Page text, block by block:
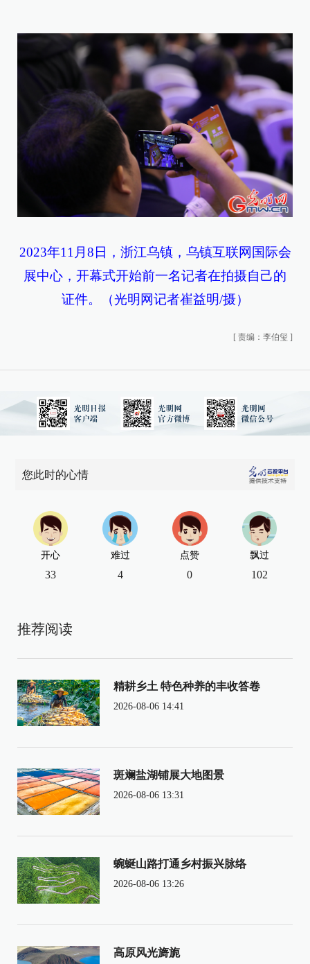
2023年11月8日，浙江乌镇，乌镇互联网国际会
展中心，开幕式开始前一名记者在拍摄自己的
证件。（光明网记者崔益明/摄）
[ 责编：李伯玺 ]
您此时的心情
开心
33
难过
4
点赞
0
飘过
102
推荐阅读
精耕乡土 特色种养的丰收答卷
2026-08-06 14:41
斑斓盐湖铺展大地图景
2026-08-06 13:31
蜿蜒山路打通乡村振兴脉络
2026-08-06 13:26
高原风光旖旎